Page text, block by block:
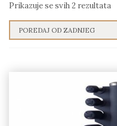
Prikazuje se svih 2 rezultata